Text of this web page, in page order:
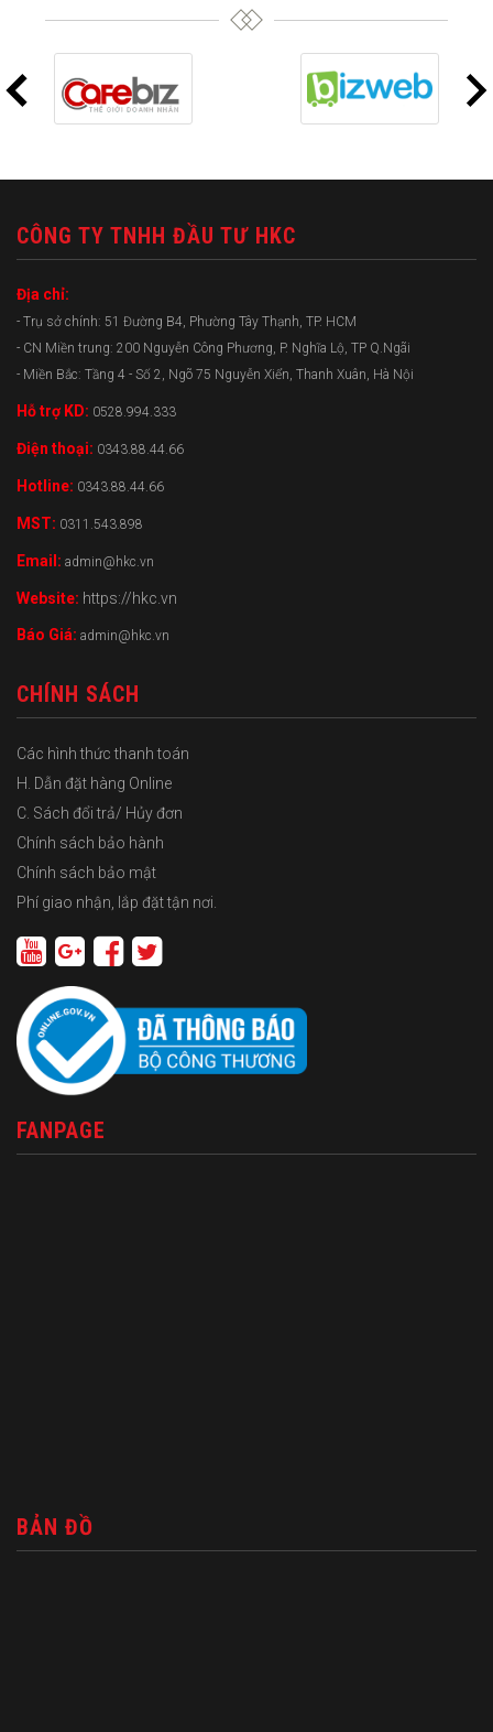
CÔNG TY TNHH ĐẦU TƯ HKC
Địa chỉ:
- Trụ sở chính: 51 Đường B4, Phường Tây Thạnh, TP. HCM
- CN Miền trung: 200 Nguyễn Công Phương, P. Nghĩa Lộ, TP Q.Ngãi
- Miền Bắc: Tầng 4 - Số 2, Ngõ 75 Nguyễn Xiển, Thanh Xuân, Hà Nội
Hỗ trợ KD: 0528.994.333
Điện thoại: 0343.88.44.66
Hotline: 0343.88.44.66
MST: 0311.543.898
Email: admin@hkc.vn
Website: https://hkc.vn
Báo Giá: admin@hkc.vn
CHÍNH SÁCH
Các hình thức thanh toán
H. Dẫn đặt hàng Online
C. Sách đổi trả/ Hủy đơn
Chính sách bảo hành
Chính sách bảo mật
Phí giao nhận, lắp đặt tận nơi.
FANPAGE
BẢN ĐỒ